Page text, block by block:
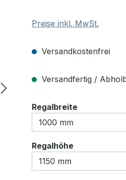
Preise inkl. MwSt.
Versandkostenfrei
Versandfertig /
Regalbreiteauswählen
Regalhöheauswählen